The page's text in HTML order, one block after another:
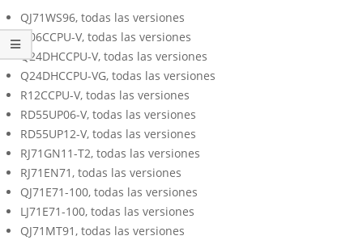
QJ71WS96, todas las versiones
Q06CCPU-V, todas las versiones
Q24DHCCPU-V, todas las versiones
Q24DHCCPU-VG, todas las versiones
R12CCPU-V, todas las versiones
RD55UP06-V, todas las versiones
RD55UP12-V, todas las versiones
RJ71GN11-T2, todas las versiones
RJ71EN71, todas las versiones
QJ71E71-100, todas las versiones
LJ71E71-100, todas las versiones
QJ71MT91, todas las versiones